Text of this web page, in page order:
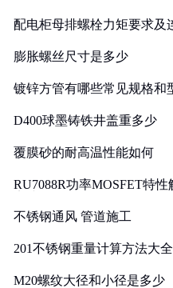
配电柜母排螺栓力矩要求及
膨胀螺丝尺寸是多少
镀锌方管有哪些常见规格和
D400球墨铸铁井盖重多少
覆膜砂的耐高温性能如何
RU7088R功率MOSFET特
不锈钢通风 管道施工
201不锈钢重量计算方法大全
M20螺纹大径和小径是多少